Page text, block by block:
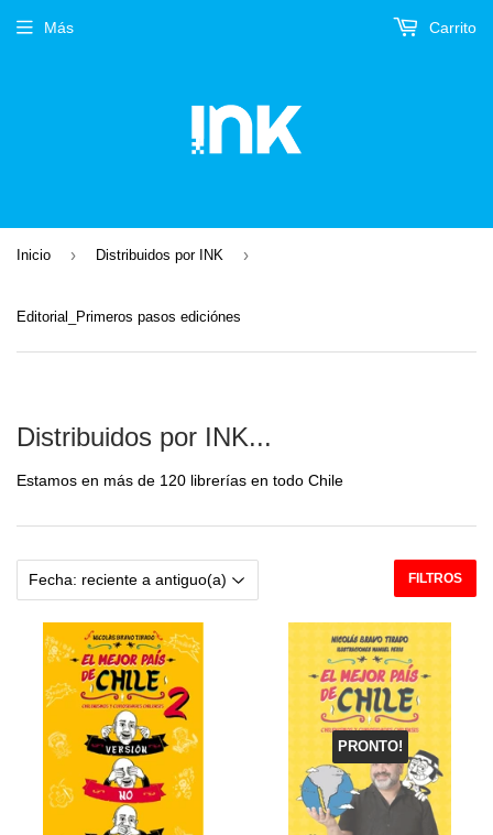
Más Carrito
Inicio › Distribuidos por INK ›
Editorial_Primeros pasos ediciónes
Distribuidos por INK...
Estamos en más de 120 librerías en todo Chile
FILTROS
PRONTO!